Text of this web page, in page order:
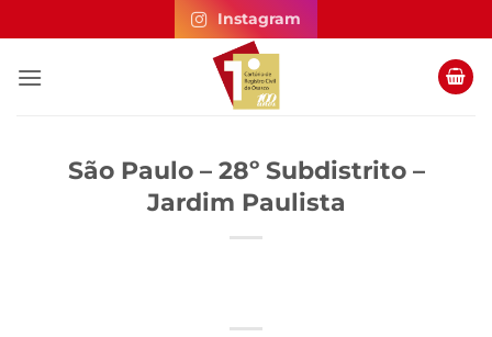
to
content
Instagram
São Paulo – 28º Subdistrito –
Jardim Paulista